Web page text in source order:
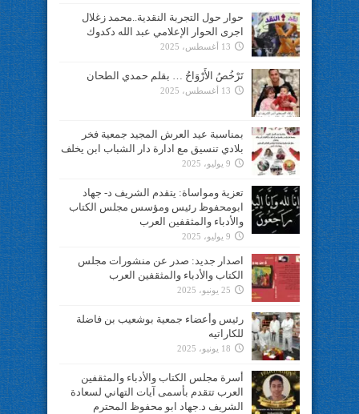
حوار حول التجربة النقدية..محمد زغلال
اجرى الحوار الإعلامي عبد الله دكدوك
13 أغسطس، 2025
تَرْخُصُ الأَرْوَاحُ … بقلم حمدي الطحان
13 أغسطس، 2025
بمناسبة عيد العرش المجيد جمعية فخر
بلادي تنسيق مع ادارة دار الشباب ابن يخلف
9 يوليو، 2025
تعزية ومواساة: يتقدم الشريف د- جهاد
ابومحفوظ رئيس ومؤسس مجلس الكتاب
والأدباء والمثقفين العرب
9 يوليو، 2025
اصدار جديد: صدر عن منشورات مجلس
الكتاب والأدباء والمثقفين العرب
25 يونيو، 2025
رئيس وأعضاء جمعية بوشعيب بن فاضلة
للكاراتيه
18 يونيو، 2025
أسرة مجلس الكتاب والأدباء والمثقفين
العرب تتقدم بأسمى آيات التهاني لسعادة
الشريف د.جهاد ابو محفوظ المحترم